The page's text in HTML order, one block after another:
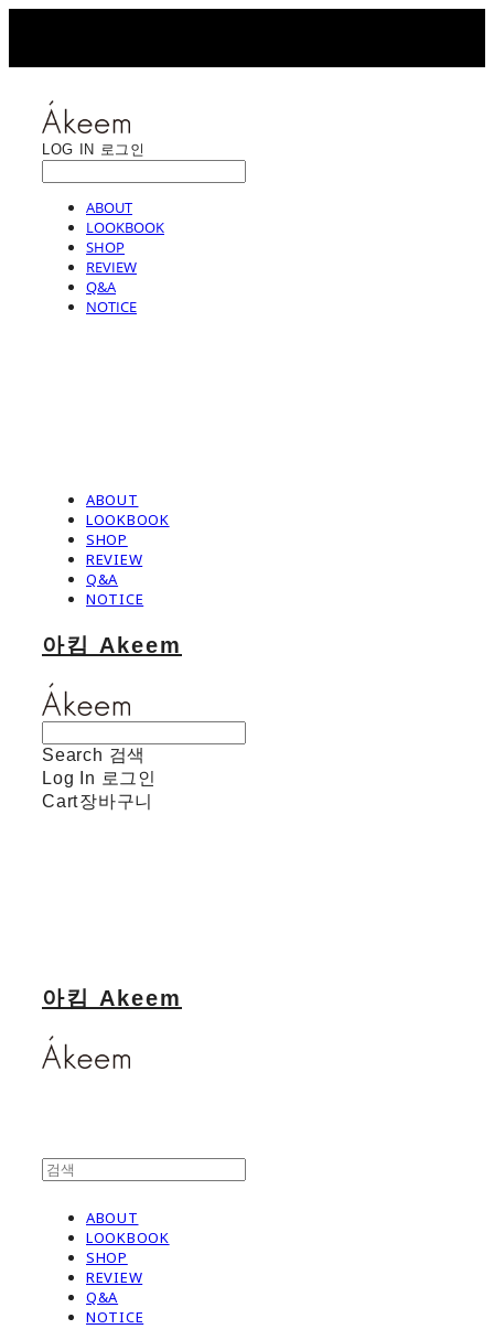
LOG IN 로그인
ABOUT
LOOKBOOK
SHOP
REVIEW
Q&A
NOTICE
ABOUT
LOOKBOOK
SHOP
REVIEW
Q&A
NOTICE
아킴 Akeem
Search 검색
Log In 로그인
Cart장바구니
아킴 Akeem
ABOUT
LOOKBOOK
SHOP
REVIEW
Q&A
NOTICE